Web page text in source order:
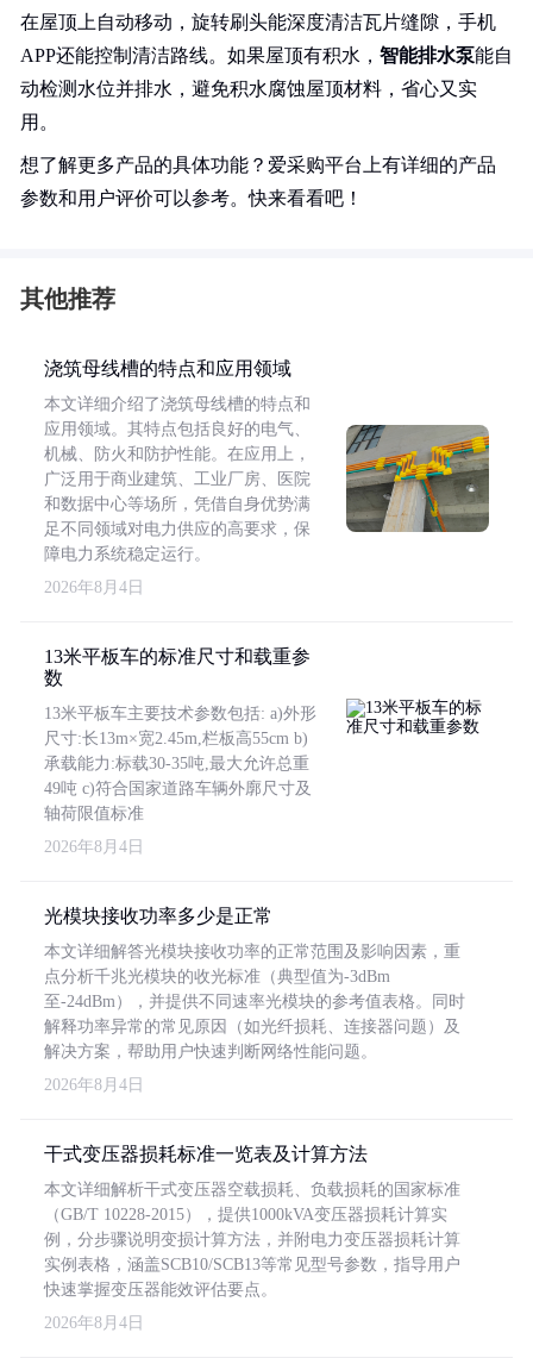
在屋顶上自动移动，旋转刷头能深度清洁瓦片缝隙，手机
APP还能控制清洁路线。如果屋顶有积水， 智能排水泵能自
动检测水位并排水，避免积水腐蚀屋顶材料，省心又实
用。
想了解更多产品的具体功能？爱采购平台上有详细的产品
参数和用户评价可以参考。快来看看吧！
其他推荐
浇筑母线槽的特点和应用领域
本文详细介绍了浇筑母线槽的特点和
应用领域。其特点包括良好的电气、
机械、防火和防护性能。在应用上，
广泛用于商业建筑、工业厂房、医院
和数据中心等场所，凭借自身优势满
足不同领域对电力供应的高要求，保
障电力系统稳定运行。
2026年8月4日
13米平板车的标准尺寸和载重参
数
13米平板车主要技术参数包括: a)外形
尺寸:长13m×宽2.45m,栏板高55cm b)
承载能力:标载30-35吨,最大允许总重
49吨 c)符合国家道路车辆外廓尺寸及
轴荷限值标准
2026年8月4日
光模块接收功率多少是正常
本文详细解答光模块接收功率的正常范围及影响因素，重
点分析千兆光模块的收光标准（典型值为-3dBm
至-24dBm），并提供不同速率光模块的参考值表格。同时
解释功率异常的常见原因（如光纤损耗、连接器问题）及
解决方案，帮助用户快速判断网络性能问题。
2026年8月4日
干式变压器损耗标准一览表及计算方法
本文详细解析干式变压器空载损耗、负载损耗的国家标准
（GB/T 10228-2015），提供1000kVA变压器损耗计算实
例，分步骤说明变损计算方法，并附电力变压器损耗计算
实例表格，涵盖SCB10/SCB13等常见型号参数，指导用户
快速掌握变压器能效评估要点。
2026年8月4日